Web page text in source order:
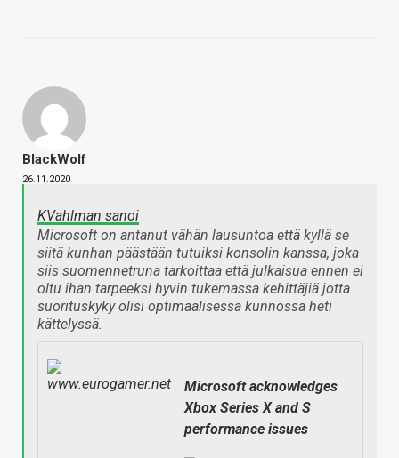
BlackWolf
26.11.2020
KVahlman sanoi
Microsoft on antanut vähän lausuntoa että kyllä se
siitä kunhan päästään tutuiksi konsolin kanssa, joka
siis suomennetruna tarkoittaa että julkaisua ennen ei
oltu ihan tarpeeksi hyvin tukemassa kehittäjiä jotta
suorituskyky olisi optimaalisessa kunnossa heti
kättelyssä.
Microsoft acknowledges
Xbox Series X and S
performance issues